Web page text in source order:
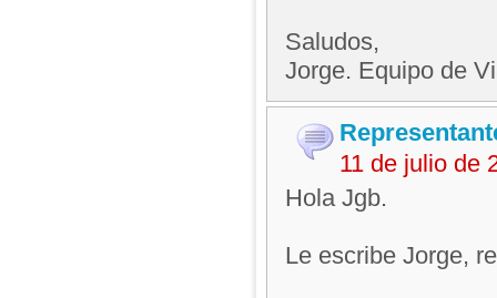
Saludos,
Jorge. Equipo de
11 de julio de
Hola Jgb.
Le escribe Jorge,